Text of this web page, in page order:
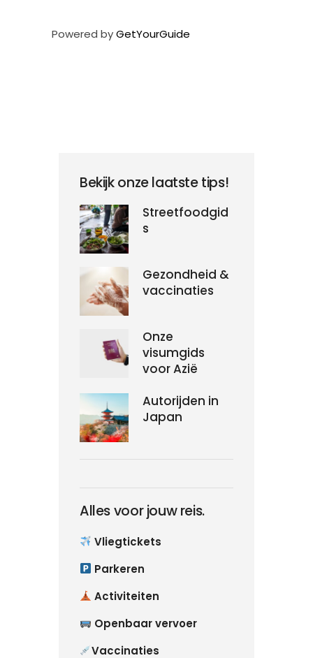
Powered byGetYourGuide
Bekijk onze laatste tips!
Streetfoodgid
s
Gezondheid &
vaccinaties
Onze
visumgids
voor Azië
Autorijden in
Japan
Alles voor jouw reis.
Vliegtickets
Parkeren
Activiteiten
Openbaar vervoer
Vaccinaties